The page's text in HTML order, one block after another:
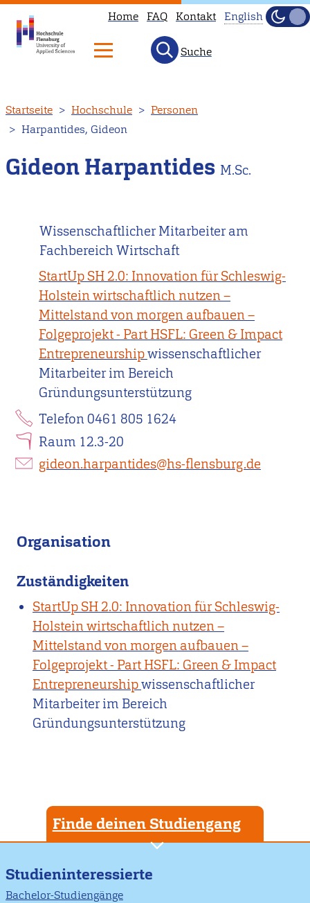
zum
Inhalt
Home FAQ Kontakt
English.
our
main
English
Hell
Suche
Startseite Hochschule
Personen
Harpantides, Gideon
Gideon Harpantides M.Sc.
Wissenschaftlicher Mitarbeiter am
Fachbereich Wirtschaft
StartUp SH 2.0: Innovation für Schleswig-
Holstein wirtschaftlich nutzen –
Mittelstand von morgen aufbauen –
Folgeprojekt - Part HSFL: Green & Impact
Entrepreneurshipwissenschaftlicher
Mitarbeiter im Bereich
Gründungsunterstützung
Telefon 0461 805 1624
Raum 12.3-20
gideon.harpantides@hs-flensburg.de
Organisation
Zuständigkeiten
StartUp SH 2.0: Innovation für Schleswig-
Holstein wirtschaftlich nutzen –
Mittelstand von morgen aufbauen –
Folgeprojekt - Part HSFL: Green & Impact
Entrepreneurshipwissenschaftlicher
Mitarbeiter im Bereich
Gründungsunterstützung
Finde deinen Studiengang
Studieninteressierte
Bachelor-Studiengänge